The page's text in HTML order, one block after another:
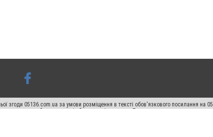
згоди 05136.com.ua за умови розміщення в тексті обов'язкового посилання
другого абзацу в тексті або в якості джерела. Порушення виняткових прав